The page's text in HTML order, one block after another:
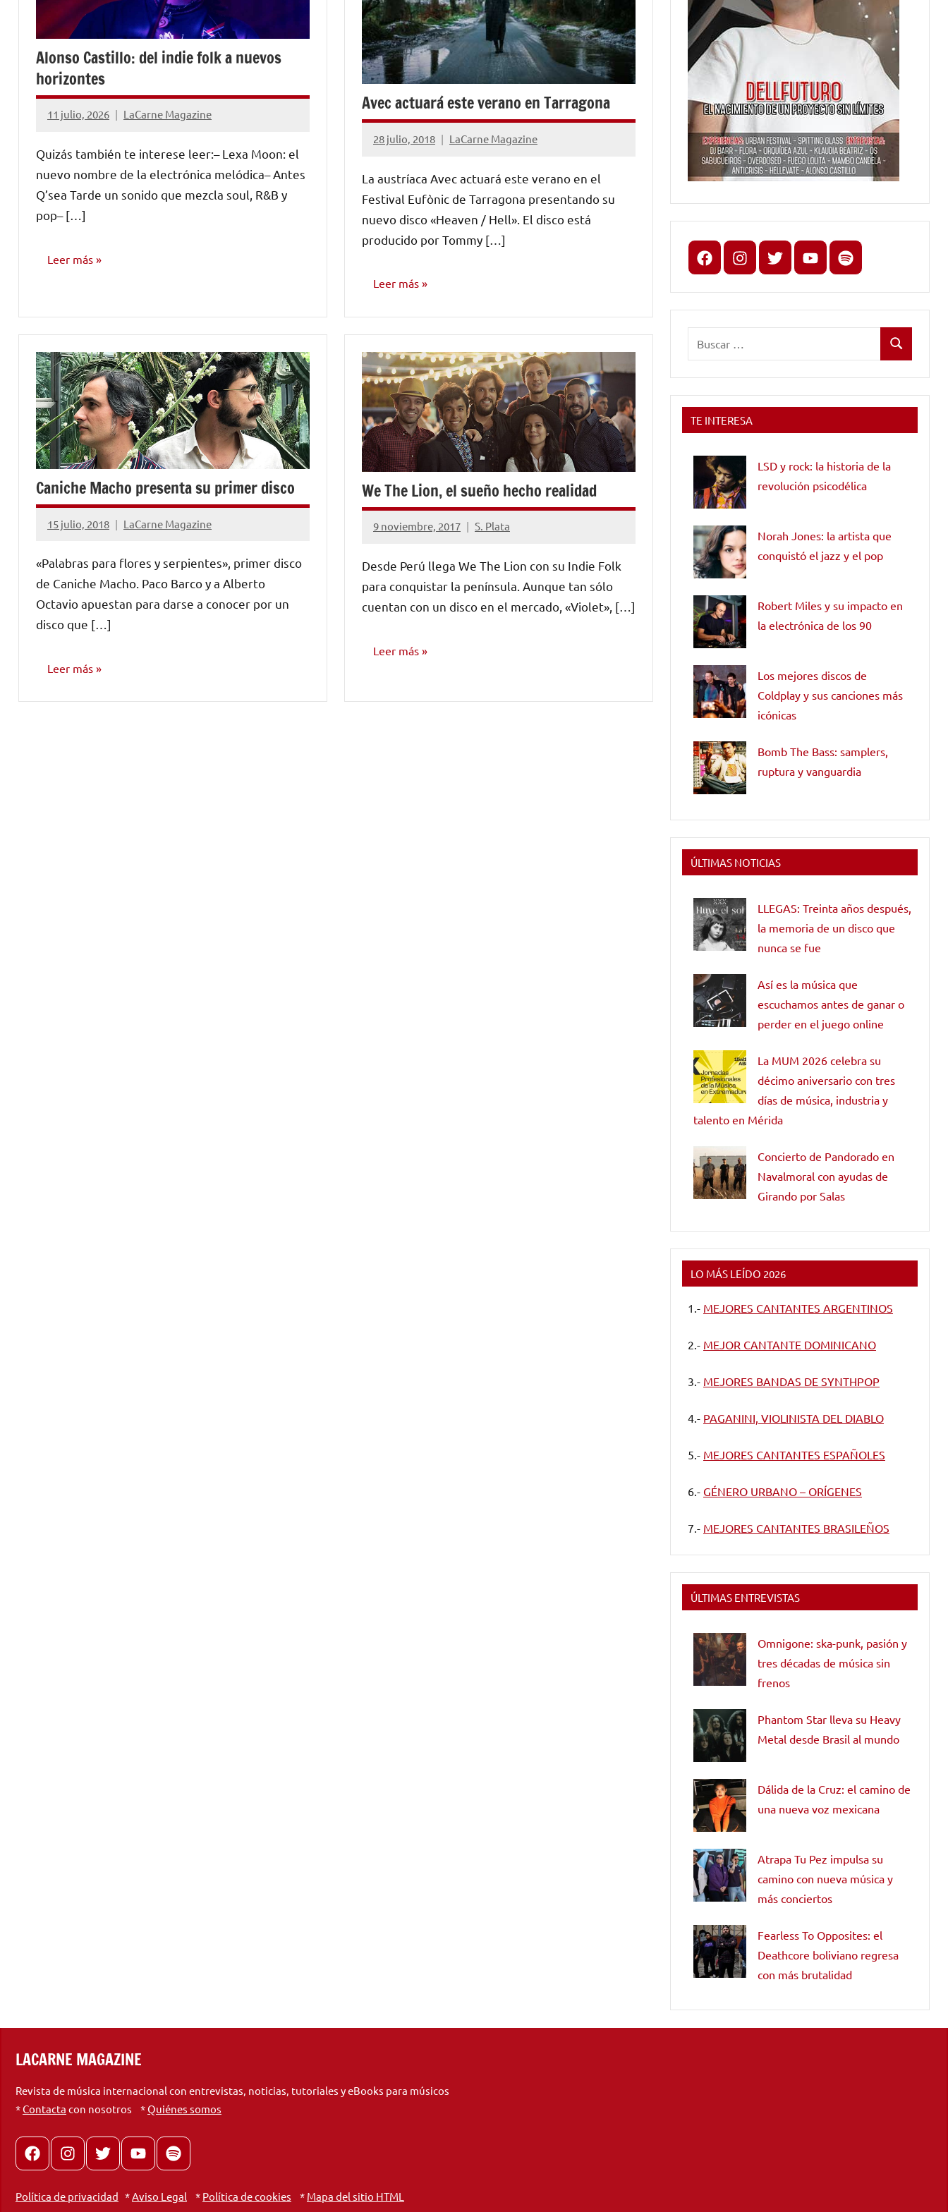
Alonso Castillo: del indie folk a nuevos
horizontes
11 julio, 2026 LaCarne Magazine
Quizás también te interese leer:– Lexa Moon: el
nuevo nombre de la electrónica melódica– Antes
Q’sea Tarde un sonido que mezcla soul, R&B y
pop– […]
Leer más
Avec actuará este verano en Tarragona
28 julio, 2018 LaCarne Magazine
No
comentarios
La austríaca Avec actuará este verano en el
Festival Eufònic de Tarragona presentando su
nuevo disco «Heaven / Hell». El disco está
producido por Tommy […]
Leer más
Caniche Macho presenta su primer disco
15 julio, 2018 LaCarne Magazine
No
comentarios
«Palabras para flores y serpientes», primer disco
de Caniche Macho. Paco Barco y a Alberto
Octavio apuestan para darse a conocer por un
disco que […]
Leer más
We The Lion, el sueño hecho realidad
9 noviembre, 2017 S. Plata
1
Desde Perú llega We The Lion con su Indie Folk
para conquistar la península. Aunque tan sólo
cuentan con un disco en el mercado, «Violet», […]
Leer más
FacebookInstagram
X youtubespotify
Buscar
TE INTERESA
LSD y rock: la historia de la
revolución psicodélica
Norah Jones: la artista que
conquistó el jazz y el pop
Robert Miles y su impacto en
la electrónica de los 90
Los mejores discos de
Coldplay y sus canciones más
icónicas
Bomb The Bass: samplers,
ruptura y vanguardia
ÚLTIMAS NOTICIAS
LLEGAS: Treinta años después,
la memoria de un disco que
nunca se fue
Así es la música que
escuchamos antes de ganar o
perder en el juego online
La MUM 2026 celebra su
décimo aniversario con tres
días de música, industria y
talento en Mérida
Concierto de Pandorado en
Navalmoral con ayudas de
Girando por Salas
LO MÁS LEÍDO 2026
1.- MEJORES CANTANTES ARGENTINOS
2.- MEJOR CANTANTE DOMINICANO
3.- MEJORES BANDAS DE SYNTHPOP
4.- PAGANINI, VIOLINISTA DEL DIABLO
5.- MEJORES CANTANTES ESPAÑOLES
6.- GÉNERO URBANO – ORÍGENES
7.- MEJORES CANTANTES BRASILEÑOS
ÚLTIMAS ENTREVISTAS
Omnigone: ska-punk, pasión y
tres décadas de música sin
frenos
Phantom Star lleva su Heavy
Metal desde Brasil al mundo
Dálida de la Cruz: el camino de
una nueva voz mexicana
Atrapa Tu Pez impulsa su
camino con nueva música y
más conciertos
Fearless To Opposites: el
Deathcore boliviano regresa
con más brutalidad
LACARNE MAGAZINE
Revista de música internacional con entrevistas, noticias, tutoriales y eBooks para músicos
*Contacta con nosotros *Quiénes somos
FacebookInstagram
X youtubespotify
Política de privacidad *Aviso Legal * Política de cookies * Mapa del sitio HTML